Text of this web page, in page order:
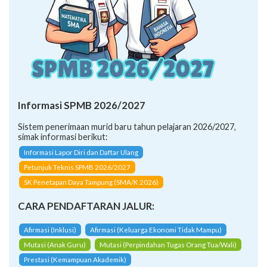
Informasi SPMB 2026/2027
Sistem penerimaan murid baru tahun pelajaran 2026/2027,
simak informasi berikut:
Informasi Lapor Diri dan Daftar Ulang
Petunjuk Teknis SPMB 2026/2027
SK Penetapan Daya Tampung (SMA/K 2026)
CARA PENDAFTARAN JALUR:
Afirmasi (Inklusi)
Afirmasi (Keluarga Ekonomi Tidak Mampu)
Mutasi (Anak Guru)
Mutasi (Perpindahan Tugas Orang Tua/Wali)
Prestasi (Kemampuan Akademik)